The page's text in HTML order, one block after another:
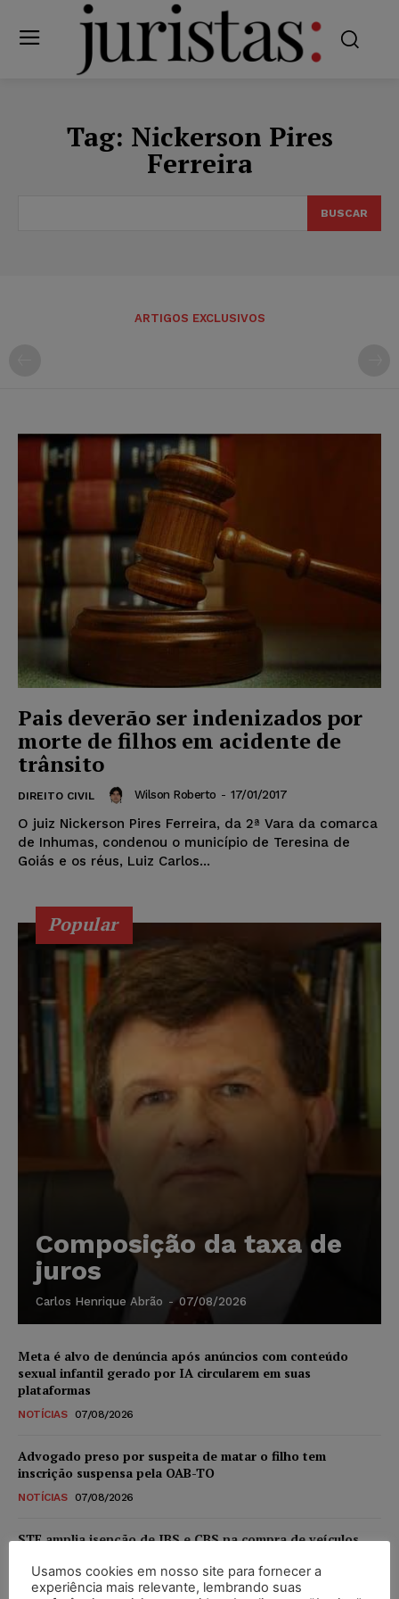
Tag: Nickerson Pires
Ferreira
BUSCAR
ARTIGOS EXCLUSIVOS
Pais deverão ser indenizados por
morte de filhos em acidente de
trânsito
DIREITO CIVIL Wilson Roberto - 17/01/2017
O juiz Nickerson Pires Ferreira, da 2ª Vara da comarca
de Inhumas, condenou o município de Teresina de
Goiás e os réus, Luiz Carlos...
Popular
Composição da taxa de
juros
Carlos Henrique Abrão - 07/08/2026
Meta é alvo de denúncia após anúncios com conteúdo
sexual infantil gerado por IA circularem em suas
plataformas
NOTÍCIAS 07/08/2026
Advogado preso por suspeita de matar o filho tem
inscrição suspensa pela OAB-TO
NOTÍCIAS 07/08/2026
STF amplia isenção de IBS e CBS na compra de veículos
níveis
Usamos cookies em nosso site para fornecer a
experiência mais relevante, lembrando suas